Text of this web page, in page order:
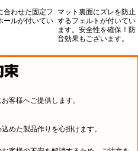
合わせた固定フ
ールが付いてい
マット裏面にズレを防止
するフェルトが付いてい
ます。安全性を確保！防
音効果もございます。
客様へご提供します。
めた製品作りを心掛けます。